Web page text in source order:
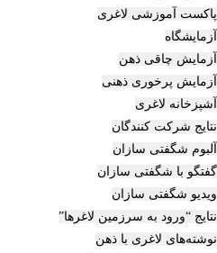
پاکست آموزشی لاغری
آزمایشگاه
آزمایش چاقی ذهن
آزمایش پرخوری ذهنی
آشپزخانه لاغری
نتایج شرکت کنندگان
آلبوم شگفتی سازان
گفتگو با شگفتی سازان
ویدیو شگفتی سازان
نتایج “ورود به سرزمین لاغرها”
نوشته‌های لاغری با ذهن